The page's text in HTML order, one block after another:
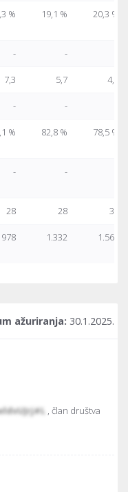
% 19,1 % 20,3 %
- -
7,3 5,7 4,5
- -
% 82,8 % 78,5 %
- -
28 28 32
978 1.332 1.563
ažuriranja: 30.1.2025.
, član društva